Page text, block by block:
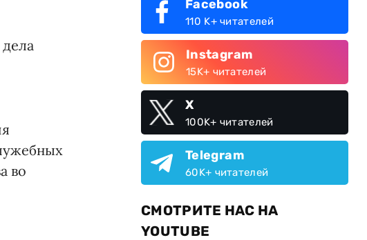
во
Facebook
110 K+ читателей
Instagram
15K+ читателей
X
100K+ читателей
Telegram
60K+ читателей
СМОТРИТЕ НАС НА
YOUTUBE